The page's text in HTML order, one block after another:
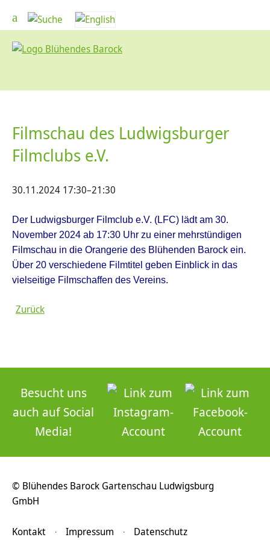
Filmschau des Ludwigsburger
Filmclubs e.V.
30.11.2024 17:30–21:30
Der Ludwigsburger Filmclub e.V. (LFC) lädt am 30.
November 2024 ab 17:30 Uhr zu einer mehrstündigen
Filmschau in die Orangerie des Blühenden Barock ein.
Über 20 verschiedene Filmtitel geben Einblick in das
vielseitige Filmschaffen des Vereins.
Zurück
Besucht uns
auch auf Social
Media!
© Blühendes Barock Gartenschau Ludwigsburg
GmbH
Kontakt Impressum Datenschutz